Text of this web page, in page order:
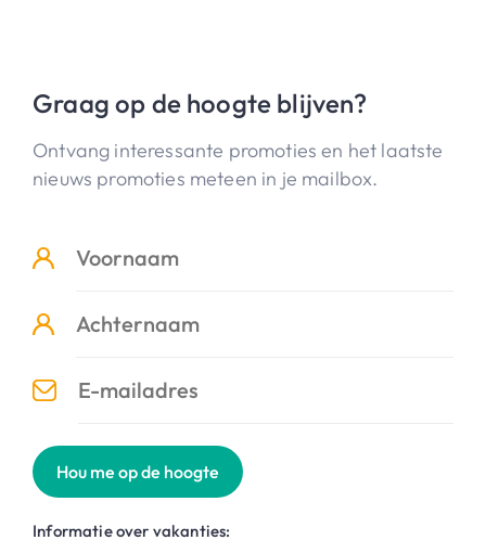
Graag op de hoogte blijven?
Ontvang interessante promoties en het laatste
nieuws promoties meteen in je mailbox.
Hou me op de hoogte
Informatie over vakanties: